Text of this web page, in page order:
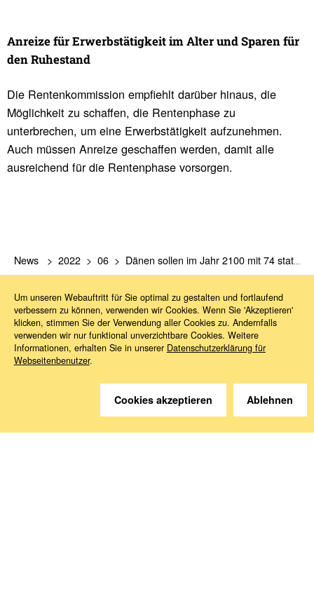
Anreize für Erwerbs­tä­tig­keit im Alter und Sparen für
den Ruhe­stand
Die Rentenkommission empfiehlt darüber hinaus, die
Möglichkeit zu schaffen, die Rentenphase zu
unterbrechen, um eine Erwerbstätigkeit aufzunehmen.
Auch müssen Anreize geschaffen werden, damit alle
ausreichend für die Rentenphase vorsorgen.
News 2022 06 Dänen sollen im Jahr 2100 mit 74 statt mit 77 Jahren in Rente gehen
Sie haben Fragen?
Wir helfen gerne weiter.
Um unseren Webauftritt für Sie optimal zu gestalten und fortlaufend
verbessern zu können, verwenden wir Cookies. Wenn Sie 'Akzeptieren'
klicken, stimmen Sie der Verwendung aller Cookies zu. Andernfalls
verwenden wir nur funktional unverzichtbare Cookies. Weitere
Informationen, erhalten Sie in unserer Datenschutzerklärung für
Webseitenbenutzer.
Cookies akzeptieren Ablehnen